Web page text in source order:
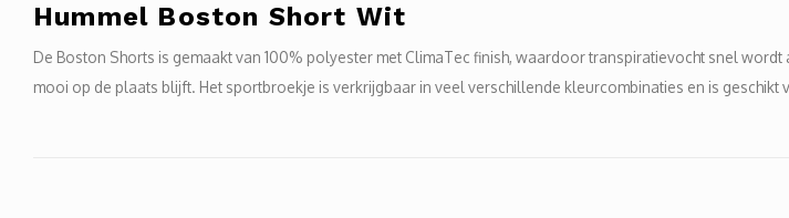
Hummel Boston Short Wit
De Boston Shorts is gemaakt van 100% polyester met ClimaTec finish, waardoor transpiratievocht snel
mooi op de plaats blijft. Het sportbroekje is verkrijgbaar in veel verschillende kleurcombinaties en is geschikt